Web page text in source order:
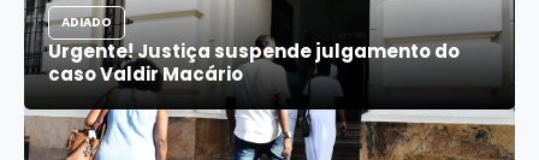
ADIADO
Urgente! Justiça suspende julgamento do
caso Valdir Macário